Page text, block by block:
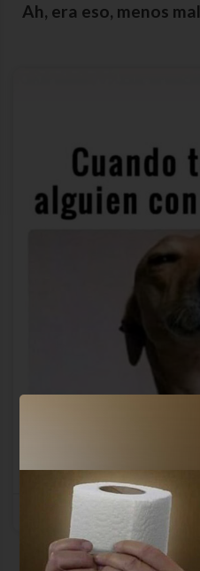
Ah, era eso, menos mal
Ya veo poco y encima…